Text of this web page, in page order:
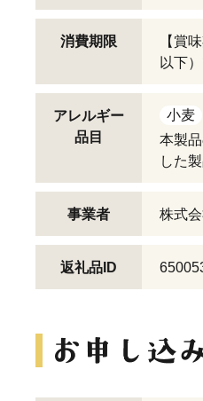
消費期限
【賞
以下
アレルギー
品目
小麦
本製
した
事業者 株式
返礼品ID